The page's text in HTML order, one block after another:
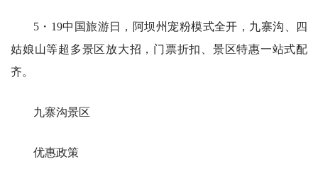
5・19中国旅游日，阿坝州宠粉模式全开，九寨沟、四
姑娘山等超多景区放大招，门票折扣、景区特惠一站式配
齐。
九寨沟景区
优惠政策